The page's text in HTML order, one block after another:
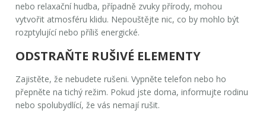
nebo relaxační hudba, případně zvuky přírody, mohou
vytvořit atmosféru klidu. Nepouštějte nic, co by mohlo být
rozptylující nebo příliš energické.
ODSTRAŇTE RUŠIVÉ ELEMENTY
Zajistěte, že nebudete rušeni.Vypněte telefon nebo ho
přepněte na tichý režim. Pokud jste doma, informujte rodinu
nebo spolubydlící, že vás nemají rušit.